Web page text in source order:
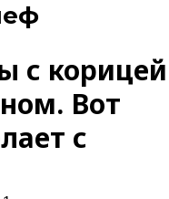
с корицей
Вот
с